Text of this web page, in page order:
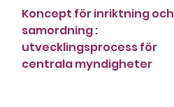
Koncept för inriktning och
samordning :
utvecklingsprocess för
centrala myndigheter